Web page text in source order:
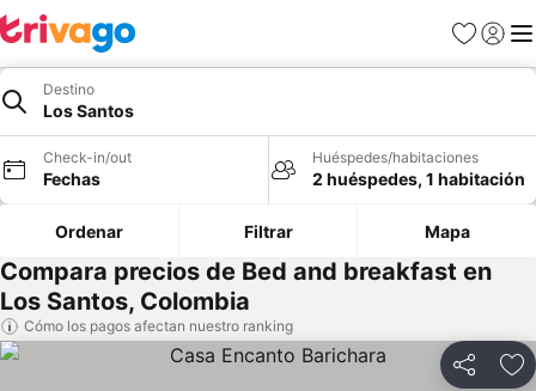
Favoritos
Iniciar
Destino
Los Santos
Check-in/out
Fechas
Huéspedes/habitaciones
2 huéspedes, 1 habitación
Ordenar Filtrar Mapa
Compara precios de Bed and breakfast en
Los Santos, Colombia
Cómo los pagos afectan nuestro ranking
Compartir